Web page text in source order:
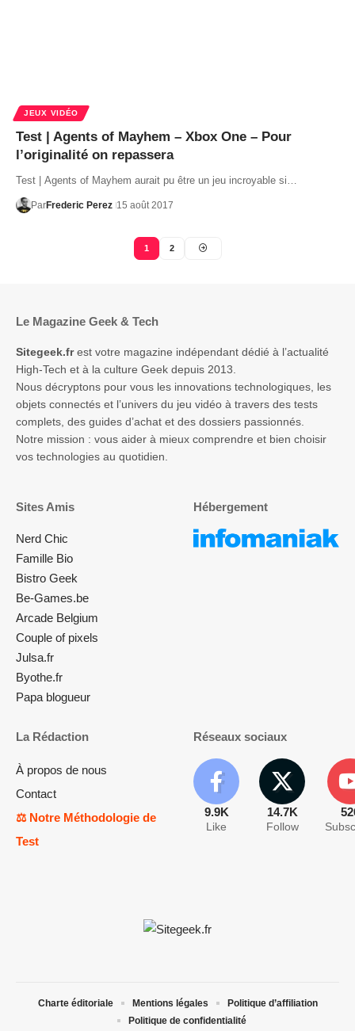
JEUX VIDÉO
Test | Agents of Mayhem – Xbox One – Pour
l’originalité on repassera
Test | Agents of Mayhem aurait pu être un jeu incroyable si…
ParFrederic Perez 15 août 2017
1 2
Le Magazine Geek & Tech
Sitegeek.frest votre magazine indépendant dédié à l’actualité
High-Tech et à la culture Geek depuis 2013.
Nous décryptons pour vous les innovations technologiques, les
objets connectés et l’univers du jeu vidéo à travers des tests
complets, des guides d’achat et des dossiers passionnés.
Notre mission : vous aider à mieux comprendre et bien choisir
vos technologies au quotidien.
Sites Amis
Nerd Chic
Famille Bio
Bistro Geek
Be-Games.be
Arcade Belgium
Couple of pixels
Julsa.fr
Byothe.fr
Papa blogueur
Hébergement
La Rédaction
À propos de nous
Contact
⚖️ Notre Méthodologie de
Test
Réseaux sociaux
9.9K
Like
14.7K
Follow
Charte éditoriale Mentions légales
Politique d’affiliation
Politique de confidentialité